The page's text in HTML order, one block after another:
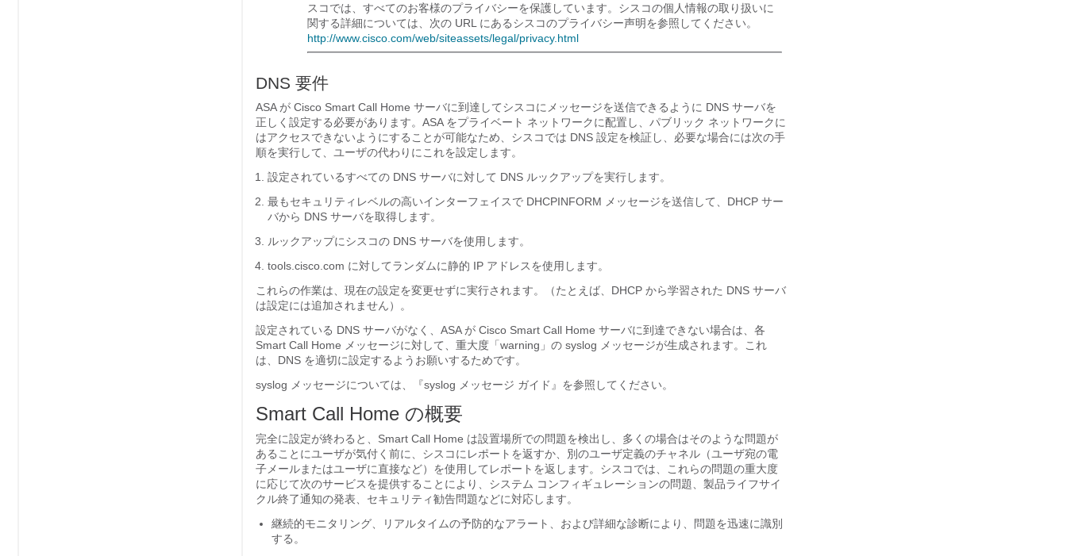
スコでは、すべてのお客様のプライバシーを保護しています。シスコの個人情報の取り扱いに
関する詳細については、次の URL にあるシスコのプライバシー声明を参照してください。
http://www.cisco.com/web/siteassets/legal/privacy.html
DNS 要件
ASA が Cisco Smart Call Home サーバに到達してシスコにメッセージを送信できるように DNS サーバを
正しく設定する必要があります。ASA をプライベート ネットワークに配置し、パブリック ネットワークに
はアクセスできないようにすることが可能なため、シスコでは DNS 設定を検証し、必要な場合には次の手
順を実行して、ユーザの代わりにこれを設定します。
設定されているすべての DNS サーバに対して DNS ルックアップを実行します。
最もセキュリティレベルの高いインターフェイスで DHCPINFORM メッセージを送信して、DHCP サー
バから DNS サーバを取得します。
ルックアップにシスコの DNS サーバを使用します。
tools.cisco.com に対してランダムに静的 IP アドレスを使用します。
これらの作業は、現在の設定を変更せずに実行されます。（たとえば、DHCP から学習された DNS サーバ
は設定には追加されません）。
設定されている DNS サーバがなく、ASA が Cisco Smart Call Home サーバに到達できない場合は、各
Smart Call Home メッセージに対して、重大度「warning」の syslog メッセージが生成されます。これ
は、DNS を適切に設定するようお願いするためです。
syslog メッセージについては、『syslog メッセージ ガイド』を参照してください。
Smart Call Home の概要
完全に設定が終わると、Smart Call Home は設置場所での問題を検出し、多くの場合はそのような問題が
あることにユーザが気付く前に、シスコにレポートを返すか、別のユーザ定義のチャネル（ユーザ宛の電
子メールまたはユーザに直接など）を使用してレポートを返します。シスコでは、これらの問題の重大度
に応じて次のサービスを提供することにより、システム コンフィギュレーションの問題、製品ライフサイ
クル終了通知の発表、セキュリティ勧告問題などに対応します。
継続的モニタリング、リアルタイムの予防的なアラート、および詳細な診断により、問題を迅速に識別
する。